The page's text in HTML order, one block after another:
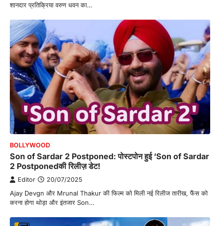
शानदार प्रतिक्रिया वरुण धवन का…
BOLLYWOOD
Son of Sardar 2 Postponed: पोस्टपोन हुई ‘Son of Sardar
2 Postponedकी रिलीज़ डेट!
Editor 20/07/2025
Ajay Devgn और Mrunal Thakur की फिल्म को मिली नई रिलीज तारीख, फैंस को
करना होगा थोड़ा और इंतजार Son…